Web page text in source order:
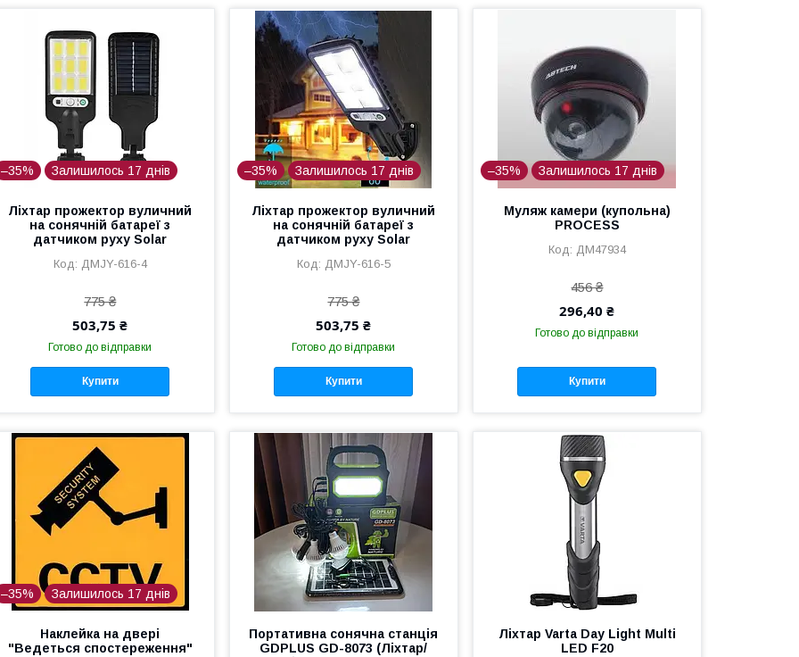
–35% Залишилось 17 днів
Ліхтар прожектор вуличний
на сонячній батареї з
датчиком руху Solar
ДМJY-616-4
775 ₴
503,75 ₴
Готово до відправки
Купити
–35% Залишилось 17 днів
Ліхтар прожектор вуличний
на сонячній батареї з
датчиком руху Solar
ДМJY-616-5
775 ₴
503,75 ₴
Готово до відправки
Купити
–35% Залишилось 17 днів
Муляж камери (купольна)
PROCESS
ДМ47934
456 ₴
296,40 ₴
Готово до відправки
Купити
–35% Залишилось 17 днів
Наклейка на двері
"Ведеться спостереження"
Портативна сонячна станція
GDPLUS GD-8073 (Ліхтар/
Ліхтар Varta Day Light Multi
LED F20